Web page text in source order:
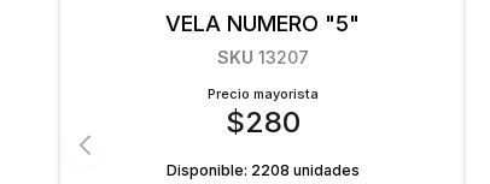
VELA NUMERO "5"
SKU 13207
Precio mayorista
$280
Disponible: 2208 unidades